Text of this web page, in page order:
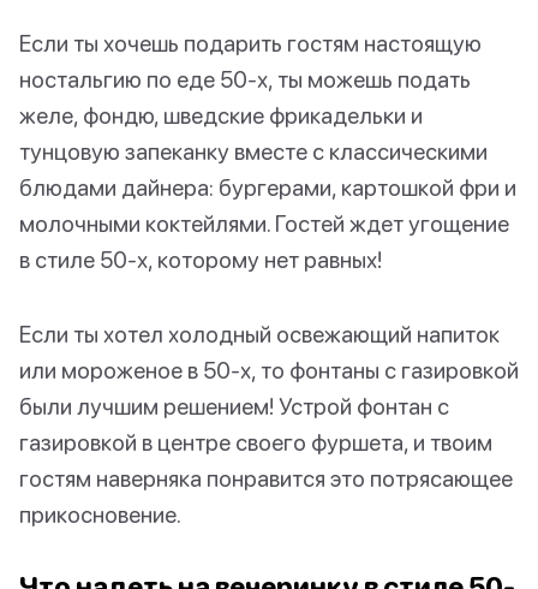
Если ты хочешь подарить гостям настоящую
ностальгию по еде 50-х, ты можешь подать
желе, фондю, шведские фрикадельки и
тунцовую запеканку вместе с классическими
блюдами дайнера: бургерами, картошкой фри и
молочными коктейлями. Гостей ждет угощение
в стиле 50-х, которому нет равных!
Если ты хотел холодный освежающий напиток
или мороженое в 50-х, то фонтаны с газировкой
были лучшим решением! Устрой фонтан с
газировкой в центре своего фуршета, и твоим
гостям наверняка понравится это потрясающее
прикосновение.